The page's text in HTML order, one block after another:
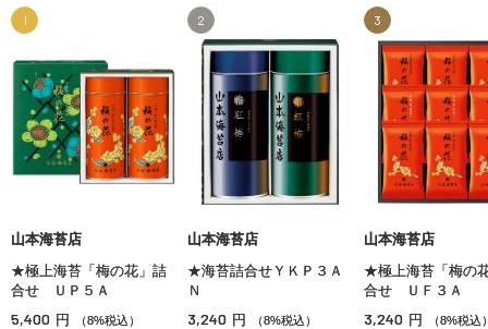
1
山本海苔店
★極上海苔「梅の花」詰
合せ ＵＰ５Ａ
5,400 円 （8%税込）
2
山本海苔店
★海苔詰合せＹＫＰ３Ａ
Ｎ
3,240 円 （8%税込）
3
山本海苔店
★極上海苔「梅の
合せ ＵＦ３Ａ
3,240 円 （8%税込